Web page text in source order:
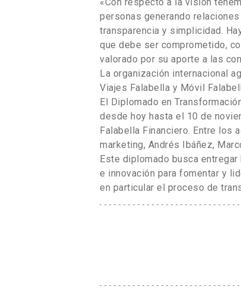
personas generando
transparencia y simplicidad.
que debe ser comprometido,
valorado por su aporte a las
La organización internacional
Viajes Falabella y Móvil
El Diplomado en
desde hoy hasta el 10 de
Falabella Financiero. Entre los
marketing, Andrés Ibáñez,
Este diplomado busca
e innovación para fomentar y
en particular el proceso de